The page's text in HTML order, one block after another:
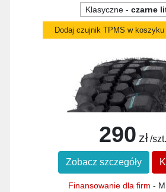
Klasyczne - czarne
Dodaj czujnik TPMS w
290 zł /szt.
Zobacz szczegóły
Finansowanie dla firm -